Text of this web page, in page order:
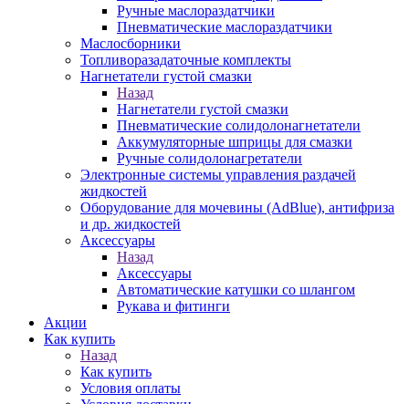
Ручные маслораздатчики
Пневматические маслораздатчики
Маслосборники
Топливоразадаточные комплекты
Нагнетатели густой смазки
Назад
Нагнетатели густой смазки
Пневматические солидолонагнетатели
Аккумуляторные шприцы для смазки
Ручные солидолонагретатели
Электронные системы управления раздачей
жидкостей
Оборудование для мочевины (AdBlue), антифриза
и др. жидкостей
Аксессуары
Назад
Аксессуары
Автоматические катушки со шлангом
Рукава и фитинги
Акции
Как купить
Назад
Как купить
Условия оплаты